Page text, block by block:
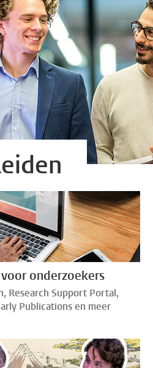
onderzoekers
Research Support Portal,
Publications en meer